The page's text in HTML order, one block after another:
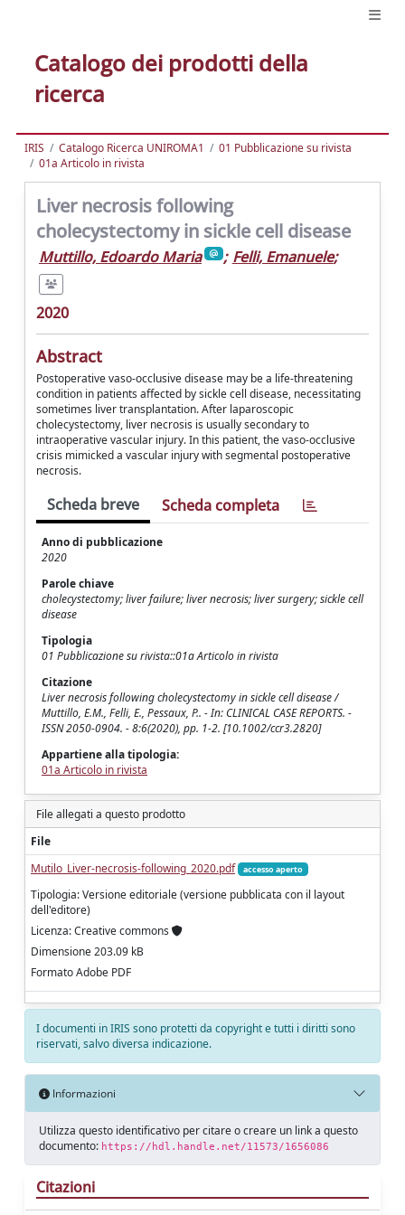
Catalogo dei prodotti della
ricerca
IRIS Catalogo Ricerca UNIROMA1
01 Pubblicazione su rivista
01a Articolo in rivista
Liver necrosis following
cholecystectomy in sickle cell disease
Muttillo, Edoardo Maria ; Felli, Emanuele;
2020
Abstract
Postoperative vaso-occlusive disease may be a life-threatening
condition in patients affected by sickle cell disease, necessitating
sometimes liver transplantation. After laparoscopic
cholecystectomy, liver necrosis is usually secondary to
intraoperative vascular injury. In this patient, the vaso-occlusive
crisis mimicked a vascular injury with segmental postoperative
necrosis.
Scheda breve Scheda completa
Anno di pubblicazione
2020
Parole chiave
cholecystectomy; liver failure; liver necrosis; liver surgery; sickle cell
disease
Tipologia
01 Pubblicazione su rivista::01a Articolo in rivista
Citazione
Liver necrosis following cholecystectomy in sickle cell disease /
Muttillo, E.M., Felli, E., Pessaux, P.. - In: CLINICAL CASE REPORTS. -
ISSN 2050-0904. - 8:6(2020), pp. 1-2. [10.1002/ccr3.2820]
Appartiene alla tipologia:
01a Articolo in rivista
File allegati a questo prodotto
File
Mutilo_Liver-necrosis-following_2020.pdf
accesso aperto
Tipologia: Versione editoriale (versione pubblicata con il layout
dell'editore)
Licenza: Creative commons
Dimensione 203.09 kB
Formato Adobe PDF
I documenti in IRIS sono protetti da copyright e tutti i diritti sono
riservati, salvo diversa indicazione.
Informazioni
Utilizza questo identificativo per citare o creare un link a questo
documento: https://hdl.handle.net/11573/1656086
Citazioni